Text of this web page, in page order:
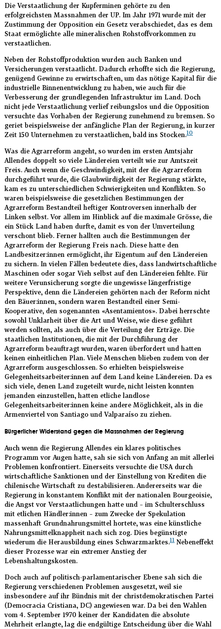
Die Verstaatlichung der Kupferminen gehörte zu den
erfolgreichsten Massnahmen der UP. Im Jahr 1971 wurde mit der
Zustimmung der Opposition ein Gesetz verabschiedet, das es dem
Staat ermöglichte alle mineralischen Rohstoffvorkommen zu
verstaatlichen.
Neben der Rohstoffproduktion wurden auch Banken und
Versicherungen verstaatlicht. Dadurch erhoffte sich die Regierung,
genügend Gewinne zu erwirtschaften, um das nötige Kapital für die
industrielle Binnenentwicklung zu haben, wie auch für die
Verbesserung der grundlegenden Infrastruktur im Land. Doch
nicht jede Verstaatlichung verlief reibungslos und die Opposition
versuchte das Vorhaben der Regierung zunehmend zu bremsen. So
geriet beispielsweise der anfängliche Plan der Regierung, in kurzer
Zeit 150 Unternehmen zu verstaatlichen, bald ins Stocken.10
Was die Agrarreform angeht, so wurden im ersten Amtsjahr
Allendes doppelt so viele Ländereien verteilt wie zur Amtszeit
Freis. Auch wenn die Geschwindigkeit, mit der die Agrarreform
durchgeführt wurde, die Glaubwürdigkeit der Regierung stärkte,
kam es zu unterschiedlichen Schwierigkeiten und Konflikten. So
waren beispielsweise die gesetzlichen Bestimmungen der
Agrarreform Bestandteil heftiger Kontroversen innerhalb der
Linken selbst. Vor allem im Hinblick auf die maximale Grösse, die
ein Stück Land haben durfte, damit es von der Umverteilung
verschont blieb. Ferner hallten auch die Bestimmungen der
Agrarreform der Regierung Freis nach. Diese hatte den
Landbesitzer:innen ermöglicht, ihr Eigentum auf den Ländereien
zu sichern. In vielen Fällen bedeutete dies, dass landwirtschaftliche
Maschinen oder sogar Vieh selbst auf den Ländereien fehlte. Für
weitere Verunsicherung sorgte die ungewisse längerfristige
Perspektive, denn die Ländereien gehörten nach der Reform nicht
den Bäuer:innen, sondern waren Bestandteil einer Semi-
Kooperative, den sogenannten «Asentamientos». Dabei herrschte
sowohl Unklarheit über die Art und Weise, wie diese geführt
werden sollten, als auch über die Verteilung der Erträge. Die
staatlichen Institutionen, die mit der Durchführung der
Agrarreform beauftragt wurden, waren überfordert und hatten
keinen einheitlichen Plan. Viele Menschen blieben zudem von der
Agrarreform ausgeschlossen. So erhielten beispielsweise
Gelegenheitsarbeiter:innen auf dem Land keine Ländereien. Da es
sich viele, denen Land zugeteilt wurde, nicht leisten konnten
jemanden einzustellen, hatten etliche landlose
Gelegenheitsarbeiter:innen keine andere Möglichkeit, als in die
Armenviertel von Santiago und Valparaíso zu ziehen.
Bürgerlicher Widerstand gegen die Massnahmen der Regierung
Auch wenn die Regierung Allendes ein klares politisches
Programm vor Augen hatte, sah sie sich von Anfang an mit allerlei
Problemen konfrontiert. Einerseits versuchte die USA durch
wirtschaftliche Sanktionen und der Einstellung von Krediten die
chilenische Wirtschaft zu destabilisieren. Andererseits war die
Regierung in konstantem Konflikt mit der nationalen Bourgeoisie,
die Angst vor Verstaatlichungen hatte und – im Schulterschluss
mit etlichen Händler:innen – zum Zwecke der Spekulation
massenhaft Grundnahrungsmittel hortete, was eine künstliche
Nahrungsmittelknappheit nach sich zog. Dies begünstigte
wiederum die Herausbildung eines Schwarzmarktes.11Nebeneffekt
dieser Prozesse war ein extremer Anstieg der
Lebenshaltungskosten.
Doch auch auf politisch-parlamentarischer Ebene sah sich die
Regierung verschiedenen Problemen ausgesetzt, weil sie
insbesondere auf ihr Bündnis mit der christdemokratischen Partei
(Democracia Cristiana, DC) angewiesen war. Da bei den Wahlen
vom 4. September 1970 keiner der Kandidaten die absolute
Mehrheit erlangte, lag die endgültige Entscheidung über die Wahl